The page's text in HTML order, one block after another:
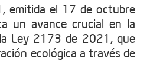
emitida el 17 de octubre
un avance crucial en la
Ley 2173 de 2021, que
ecológica a través de